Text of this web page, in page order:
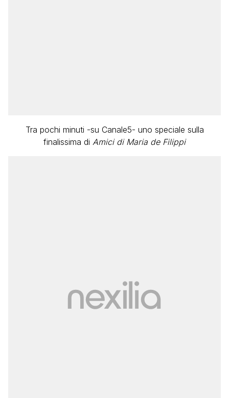
Tra pochi minuti -su Canale5- uno speciale sulla
finalissima di Amici di Maria de Filippi